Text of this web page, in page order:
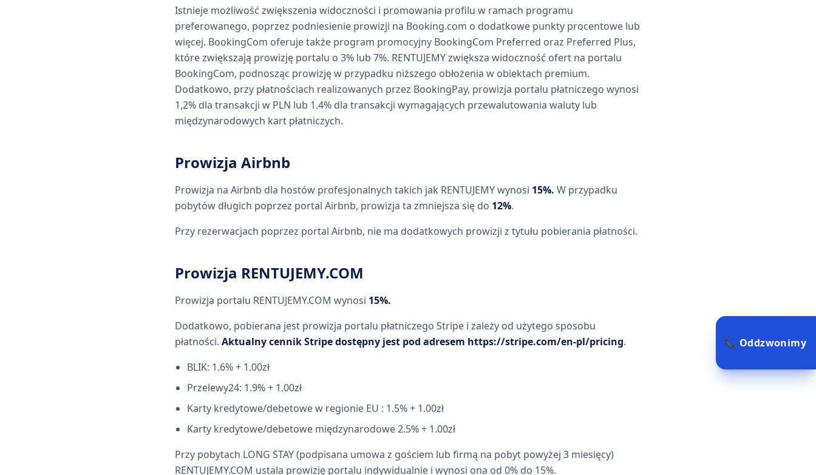
Istnieje możliwość zwiększenia widoczności i promowania profilu w ramach programu
preferowanego, poprzez podniesienie prowizji na Booking.com o dodatkowe punkty procentowe lub
więcej. BookingCom oferuje także program promocyjny BookingCom Preferred oraz Preferred Plus,
które zwiększają prowizję portalu o 3% lub 7%. RENTUJEMY zwiększa widoczność ofert na portalu
BookingCom, podnosząc prowizję w przypadku niższego obłożenia w obiektach premium.
Dodatkowo, przy płatnościach realizowanych przez BookingPay, prowizja portalu płatniczego wynosi
1,2% dla transakcji w PLN lub 1.4% dla transakcji wymagających przewalutowania waluty lub
międzynarodowych kart płatniczych.
Prowizja Airbnb
Prowizja na Airbnb dla hostów profesjonalnych takich jak RENTUJEMY wynosi 15%. W przypadku
pobytów długich poprzez portal Airbnb, prowizja ta zmniejsza się do 12%.
Przy rezerwacjach poprzez portal Airbnb, nie ma dodatkowych prowizji z tytułu pobierania płatności.
Prowizja RENTUJEMY.COM
Prowizja portalu RENTUJEMY.COM wynosi 15%.
Dodatkowo, pobierana jest prowizja portalu płatniczego Stripe i zależy od użytego sposobu
płatności. Aktualny cennik Stripe dostępny jest pod adresem https://stripe.com/en-pl/pricing.
BLIK: 1.6% + 1.00zł
Przelewy24: 1.9% + 1.00zł
Karty kredytowe/debetowe w regionie EU : 1.5% + 1.00zł
Karty kredytowe/debetowe międzynarodowe 2.5% + 1.00zł
Przy pobytach LONG STAY (podpisana umowa z gościem lub firmą na pobyt powyżej 3 miesięcy)
RENTUJEMY.COM ustala prowizję portalu indywidualnie i wynosi ona od 0% do 15%.
📞 Oddzwonimy